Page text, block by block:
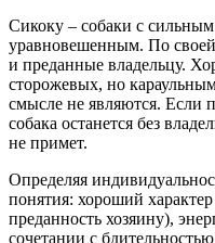
Сикоку – собаки с
уравновешенным. По
и преданные владельцу.
сторожевых, но
смысле не являются. Если
собака останется без
не примет.
Определяя
понятия: хороший
преданность хозяину),
сочетании с